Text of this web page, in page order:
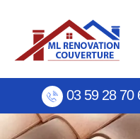
03 59 28 70